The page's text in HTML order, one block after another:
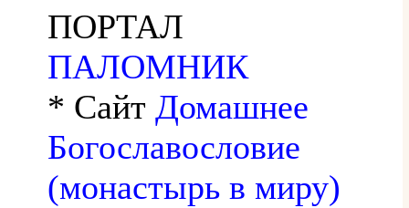
ПОРТАЛ
ПАЛОМНИК
* Сайт Домашнее
Богославословие
(монастырь в миру)